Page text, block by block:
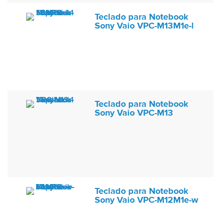
Teclado para Notebook
Sony Vaio VPC-M13M1e-l
Teclado para Notebook
Sony Vaio VPC-M13
Teclado para Notebook
Sony Vaio VPC-M12M1e-w